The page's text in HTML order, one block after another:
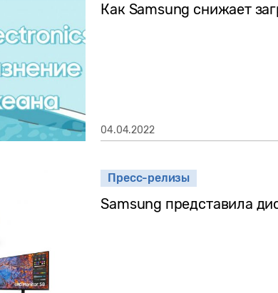
Как Samsung снижает
04.04.2022
Пресс-релизы
Samsung представила